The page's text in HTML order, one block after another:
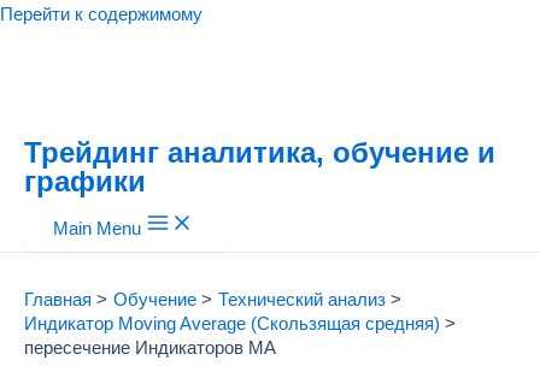
Перейти к содержимому
Трейдинг аналитика, обучение и
графики
Main Menu
Главная Обучение
Технический анализ
Индикатор Moving Average (Скользящая средняя)
пересечение Индикаторов МА